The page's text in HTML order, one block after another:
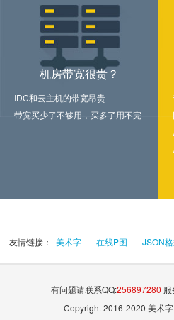
机房带宽很贵？
IDC和云主机的带宽昂贵
带宽买少了不够用，买多了用不完
友情链接：美术字 在线P图 JSON
有问题请联系QQ:256897280
Copyright 2016-2020 美术